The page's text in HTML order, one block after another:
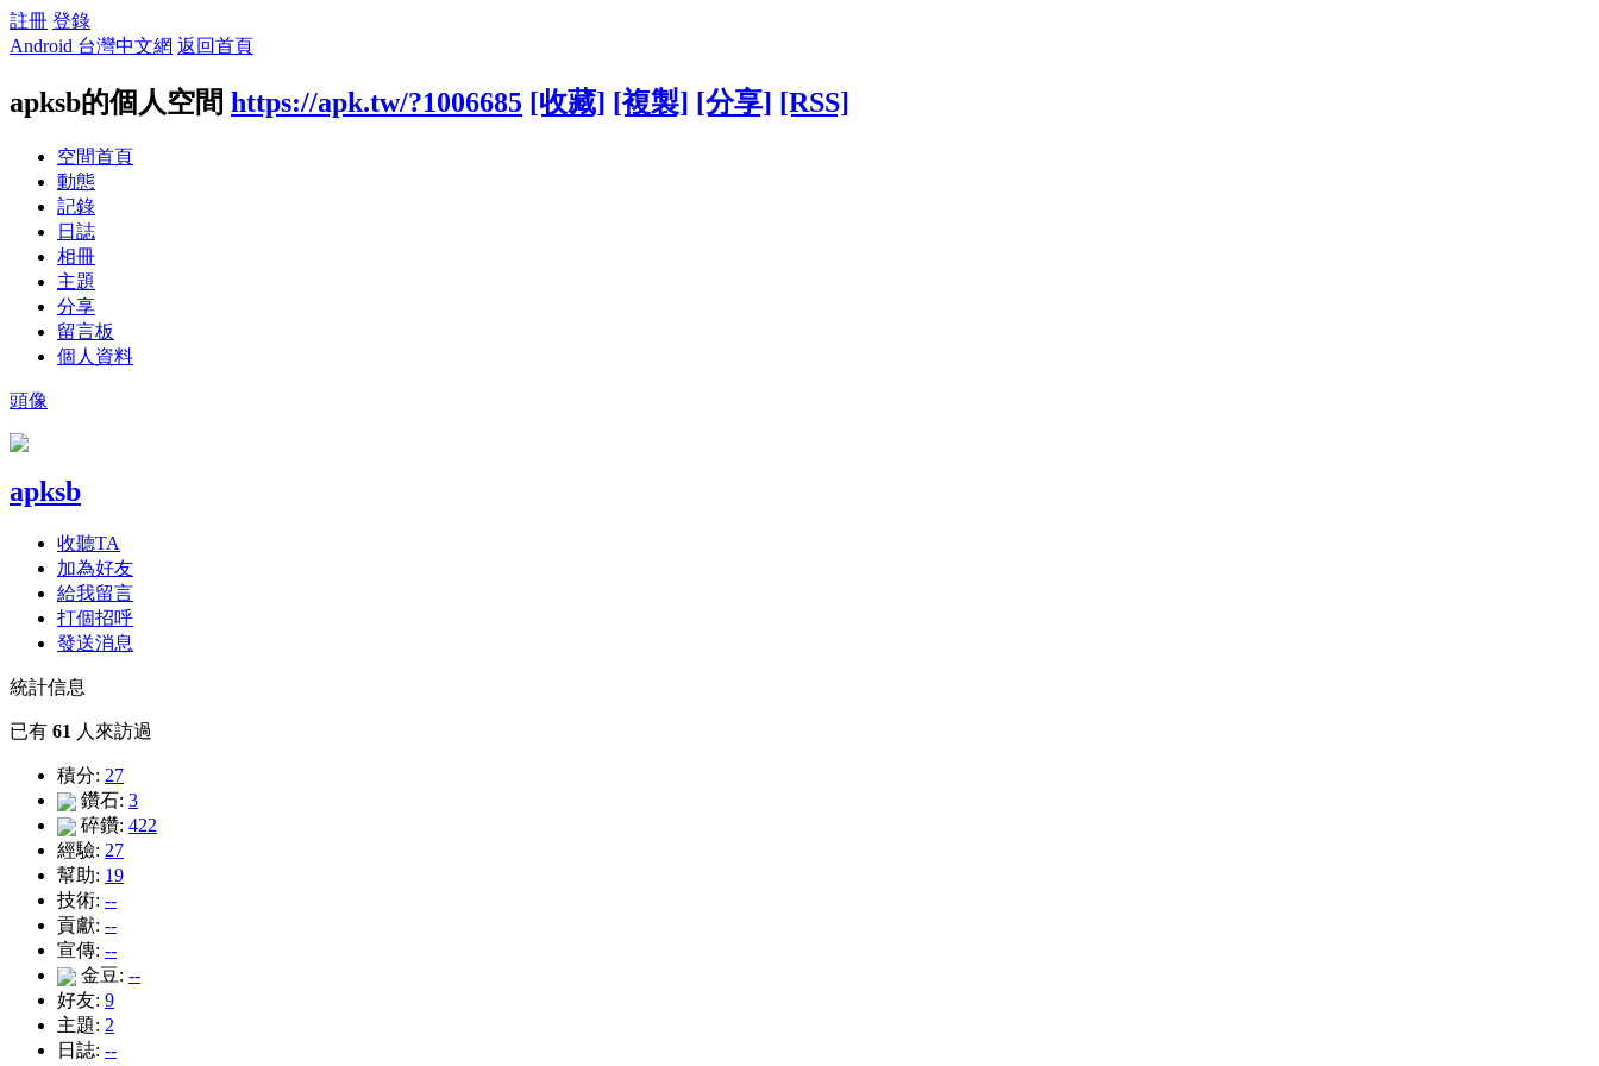
註冊 登錄
Android 台灣中文網 返回首頁
apksb的個人空間 https://apk.tw/?1006685 [收藏] [複製] [分享] [RSS]
空間首頁
動態
記錄
日誌
相冊
主題
分享
留言板
個人資料
頭像
apksb
收聽TA
加為好友
給我留言
打個招呼
發送消息
統計信息
已有 61 人來訪過
積分: 27
鑽石: 3
碎鑽: 422
經驗: 27
幫助: 19
技術: --
貢獻: --
宣傳: --
金豆: --
好友: 9
主題: 2
日誌: --